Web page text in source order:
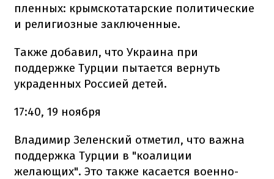
пленных: крымскотатарские политические
и религиозные заключенные.
Также добавил, что Украина при
поддержке Турции пытается вернуть
украденных Россией детей.
17:40, 19 ноября
Владимир Зеленский отметил, что важна
поддержка Турции в "коалиции
желающих". Это также касается военно-